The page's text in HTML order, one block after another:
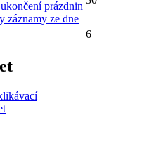
prázdnin
záznamy ze dne
6